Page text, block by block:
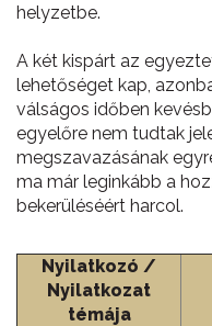
helyzetbe.
A két kispárt az
lehetőséget kap,
válságos időben
egyelőre nem tudtak
megszavazásának
ma már leginkább a
bekerüléséért harcol.
Nyilatkozó /
Nyilatkozat
témája